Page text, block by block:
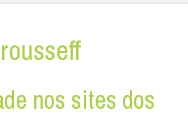
nos sites dos